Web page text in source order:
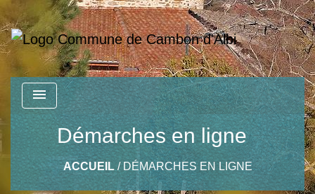
menu
Démarches en ligne
ACCUEIL/ DÉMARCHES EN LIGNE